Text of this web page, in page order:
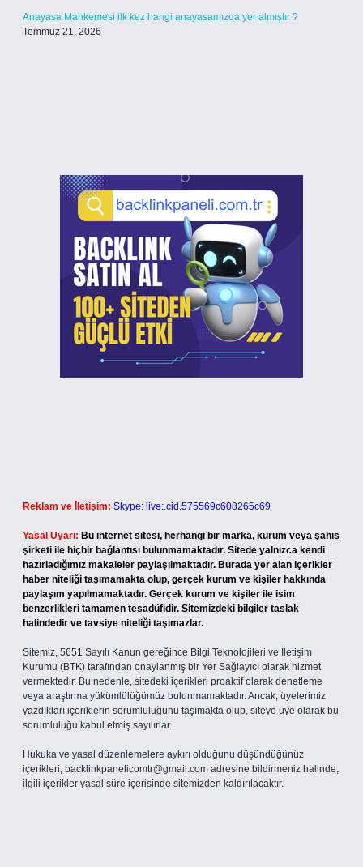
Anayasa Mahkemesi ilk kez hangi anayasamızda yer almıştır ?
Temmuz 21, 2026
Reklam ve İletişim: Skype: live:.cid.575569c608265c69
Yasal Uyarı: Bu internet sitesi, herhangi bir marka, kurum veya şahıs
şirketi ile hiçbir bağlantısı bulunmamaktadır. Sitede yalnızca kendi
hazırladığımız makaleler paylaşılmaktadır. Burada yer alan içerikler
haber niteliği taşımamakta olup, gerçek kurum ve kişiler hakkında
paylaşım yapılmamaktadır. Gerçek kurum ve kişiler ile isim
benzerlikleri tamamen tesadüfidir. Sitemizdeki bilgiler taslak
halindedir ve tavsiye niteliği taşımazlar.
Sitemiz, 5651 Sayılı Kanun gereğince Bilgi Teknolojileri ve İletişim
Kurumu (BTK) tarafından onaylanmış bir Yer Sağlayıcı olarak hizmet
vermektedir. Bu nedenle, sitedeki içerikleri proaktif olarak denetleme
veya araştırma yükümlülüğümüz bulunmamaktadır. Ancak, üyelerimiz
yazdıkları içeriklerin sorumluluğunu taşımakta olup, siteye üye olarak bu
sorumluluğu kabul etmiş sayılırlar.
Hukuka ve yasal düzenlemelere aykırı olduğunu düşündüğünüz
içerikleri, backlinkpanelicomtr@gmail.com adresine bildirmeniz halinde,
ilgili içerikler yasal süre içerisinde sitemizden kaldırılacaktır.